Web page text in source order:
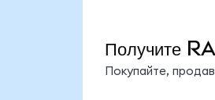
Получите
Покупайте,